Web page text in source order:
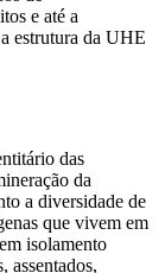
e até a
estrutura da UHE
das
da
a diversidade de
que vivem em
isolamento
assentados,